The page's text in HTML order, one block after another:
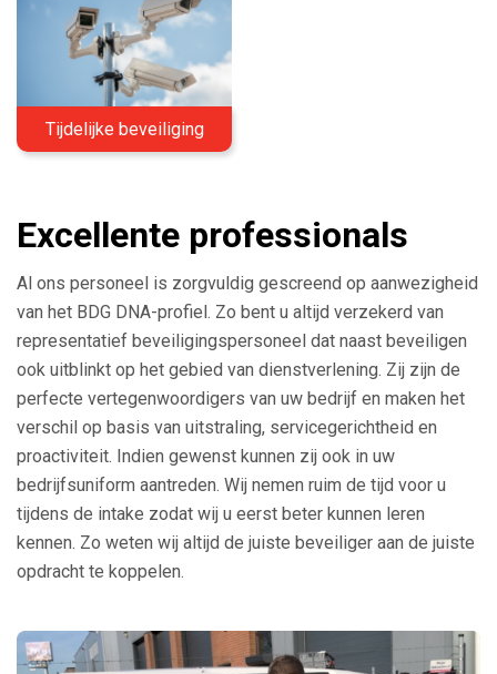
Tijdelijke beveiliging
Excellente professionals
Al ons personeel is zorgvuldig gescreend op aanwezigheid
van het BDG DNA-profiel. Zo bent u altijd verzekerd van
representatief beveiligingspersoneel dat naast beveiligen
ook uitblinkt op het gebied van dienstverlening. Zij zijn de
perfecte vertegenwoordigers van uw bedrijf en maken het
verschil op basis van uitstraling, servicegerichtheid en
proactiviteit. Indien gewenst kunnen zij ook in uw
bedrijfsuniform aantreden. Wij nemen ruim de tijd voor u
tijdens de intake zodat wij u eerst beter kunnen leren
kennen. Zo weten wij altijd de juiste beveiliger aan de juiste
opdracht te koppelen.